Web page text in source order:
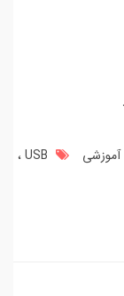
آموزشی
USB